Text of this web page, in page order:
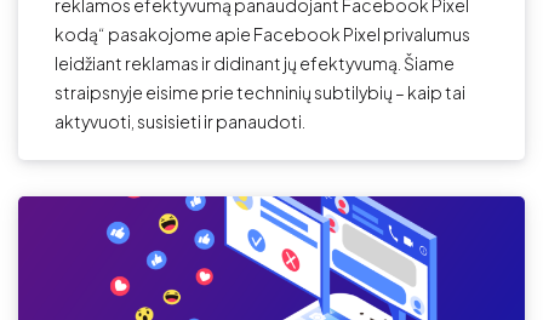
reklamos efektyvumą panaudojant Facebook Pixel
kodą“ pasakojome apie Facebook Pixel privalumus
leidžiant reklamas ir didinant jų efektyvumą. Šiame
straipsnyje eisime prie techninių subtilybių – kaip tai
aktyvuoti, susisieti ir panaudoti.